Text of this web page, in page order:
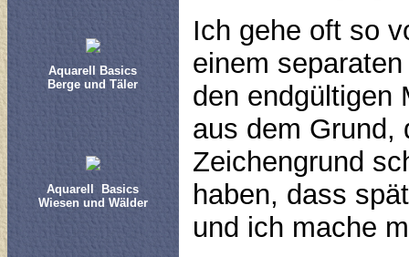
Aquarell Basics
Berge und Täler
Aquarell Basics
Wiesen und Wälder
Ich gehe oft so
einem
den endgültigen
aus dem Grund,
Zeichengrund
haben, dass
und ich mache